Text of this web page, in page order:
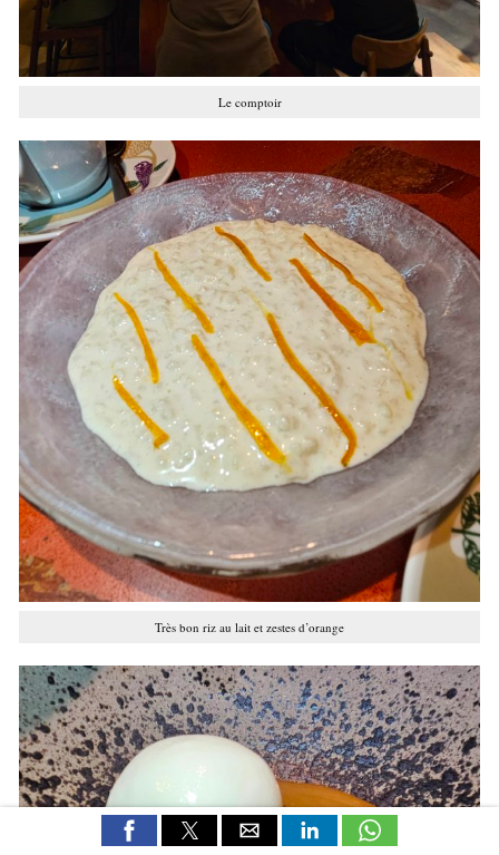
Le comptoir
Très bon riz au lait et zestes d’orange